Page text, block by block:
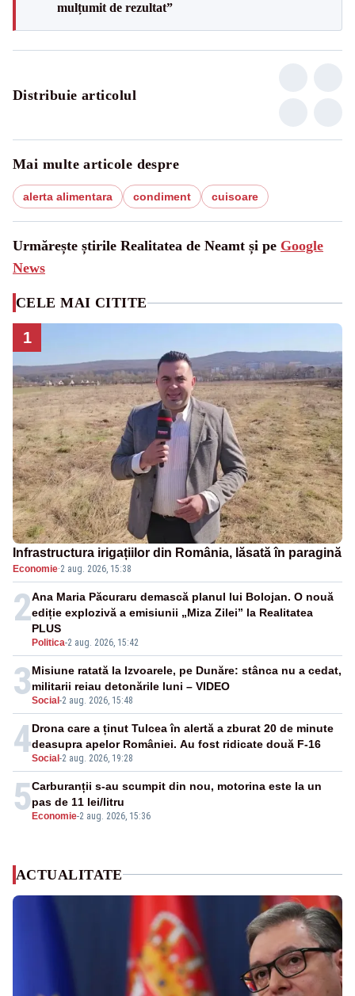
mulțumit de rezultat”
Distribuie articolul
Mai multe articole despre
alerta alimentara condiment cuisoare
Urmărește știrile Realitatea de Neamt și pe Google
News
CELE MAI CITITE
1
Infrastructura irigațiilor din România, lăsată în paragină
Economie·2 aug. 2026, 15:38
2
Politica-2 aug. 2026, 15:42
Ana Maria Păcuraru demască planul lui Bolojan. O nouă
ediție explozivă a emisiunii „Miza Zilei” la Realitatea
PLUS
3Social -2 aug. 2026, 15:48
Misiune ratată la Izvoarele, pe Dunăre: stânca nu a cedat,
militarii reiau detonările luni – VIDEO
4Social -2 aug. 2026, 19:28
Drona care a ținut Tulcea în alertă a zburat 20 de minute
deasupra apelor României. Au fost ridicate două F-16
5 Economie-2 aug. 2026, 15:36
Carburanții s-au scumpit din nou, motorina este la un
pas de 11 lei/litru
ACTUALITATE